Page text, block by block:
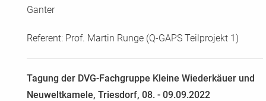
Ganter
Referent: Prof. Martin Runge (Q-GAPS Teilprojekt 1)
Tagung der DVG-Fachgruppe Kleine Wiederkäuer und
Neuweltkamele, Triesdorf, 08. - 09.09.2022